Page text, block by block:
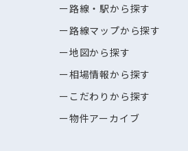
路線・駅から探す
路線マップから探す
地図から探す
相場情報から探す
こだわりから探す
物件アーカイブ